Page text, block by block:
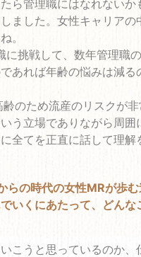
ら管理職にはなれないか
ました。女性キャリアの
。
挑戦して、数年管理職
あれば年齢の悩みは減る
のため流産のリスクが
う立場でありながら周囲
全てを正直に話して理解
らの時代の女性MRが歩
いくにあたって、どんな
こうと思っているのか、